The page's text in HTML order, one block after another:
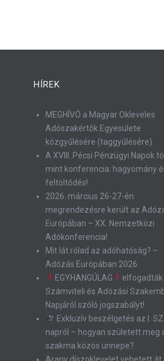
HÍREK
MEGHÍVÓ a Magyar Okleveles
Adószakértők Egyesülete
közgyűlésére (taggyűlésére)
A XVIII. Pécsi Pénzügyi Napok
mint konferencia: hagyomány
feltöltődés!
2026. március 26-27-én
megrendezésre került az
Európában – XX. Nemzetközi
Adókonferencia!
Mit lát rólad az adóhatóság? –
Adózás Európában 2026
EGYHANGÚLAG
elfogadták
Számviteli és Adózási
Napjáról szóló jogszabályt!
Exkluzív beszélgetés az I.
napról – hogyan született meg
szakma közös ünnepe?